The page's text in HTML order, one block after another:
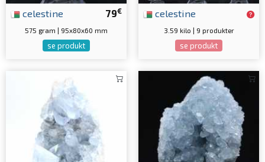
79€
celestine
575 gram | 95x80x60 mm
se produkt
celestine
3.59 kilo | 9 produkter
se produkt